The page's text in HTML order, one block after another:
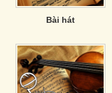
Bài hát